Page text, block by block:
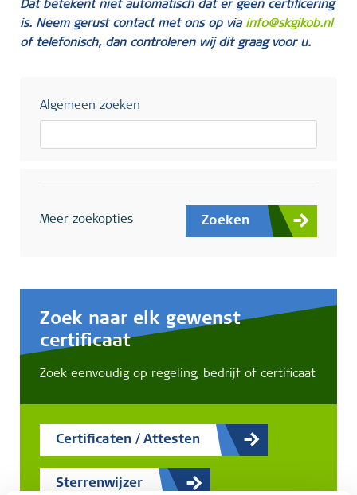
Dat betekent niet automatisch dat er geen certificering
is. Neem gerust contact met ons op via info@skgikob.nl
of telefonisch, dan controleren wij dit graag voor u.
Algemeen zoeken
Meer zoekopties Zoeken
Zoek naar elk gewenst
certificaat
Zoek eenvoudig op regeling, bedrijf of certificaat
Certificaten / Attesten
Sterrenwijzer